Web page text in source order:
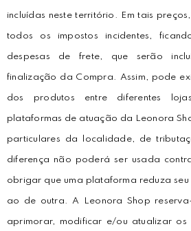
incluídas neste território. Em tais
todos os impostos incidentes,
despesas de frete, que serão
finalização da Compra. Assim, pode
dos produtos entre diferentes
plataformas de atuação da Leonora
particulares da localidade, de
diferença não poderá ser usada
obrigar que uma plataforma reduza
ao de outra. A Leonora Shop
aprimorar, modificar e/ou atualizar